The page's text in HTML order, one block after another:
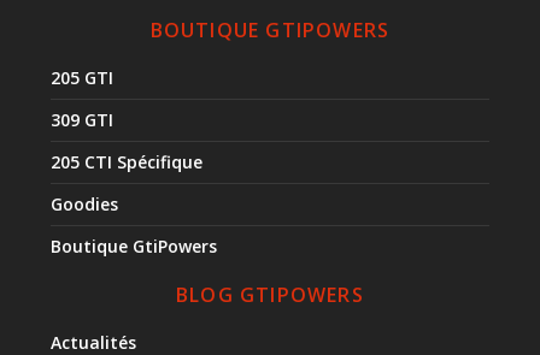
BOUTIQUE GTIPOWERS
205 GTI
309 GTI
205 CTI Spécifique
Goodies
Boutique GtiPowers
BLOG GTIPOWERS
Actualités